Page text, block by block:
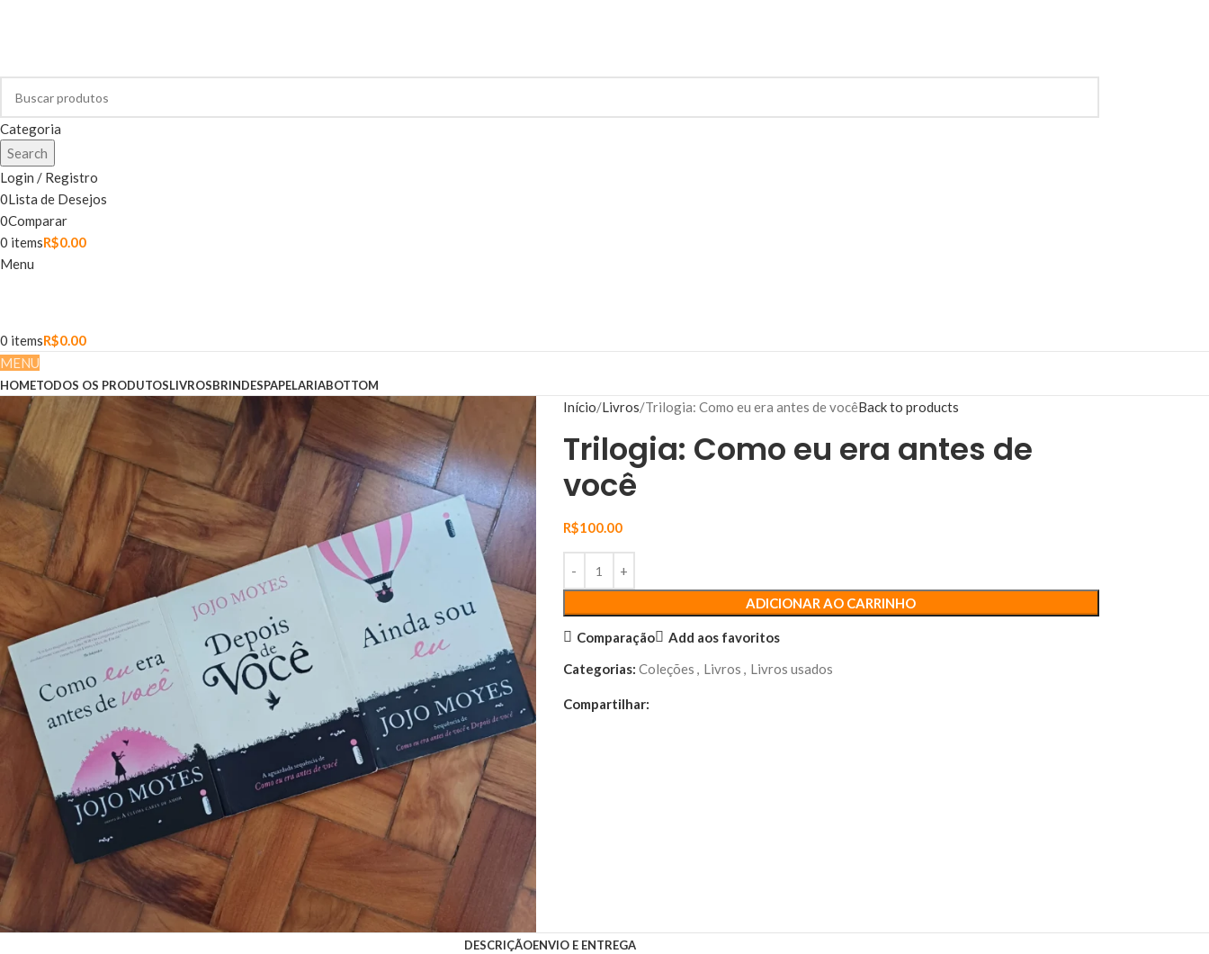
Categoria
Search
Login / Registro
0Lista de Desejos
0Comparar
0 itemsR$0.00
Menu
0 itemsR$0.00
MENU
HOMETODOS OS PRODUTOSLIVROSBRINDESPAPELARIABOTTOM
Início Livros Trilogia: Como eu era antes de vocêBack to products
Trilogia: Como eu era antes de
você
R$100.00
ADICIONAR AO CARRINHO
Comparação
Add aos favoritos
Categorias: Coleções , Livros , Livros usados
Compartilhar:
DESCRIÇÃOENVIO E ENTREGA